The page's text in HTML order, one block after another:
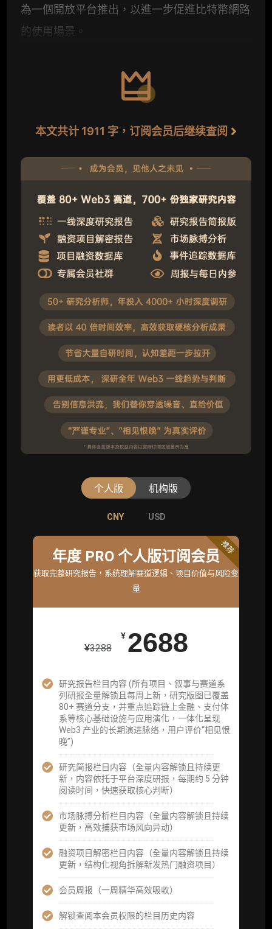
為一個開放平台推出，以進一步促進比特幣網路
的使用場景。
本文共计 1911 字，订阅会员后继续查阅
个人版 机构版
CNY USD
年度 PRO 个人版订阅会员
获取完整研究报告，系统理解赛道逻辑、项目价值与风险变
量
¥3288
¥ 2688
研究报告栏目内容 (所有项目、叙事与赛道系
列研报全量解锁且每周上新，研究版图已覆盖
80+ 赛道分支，并重点追踪链上金融、支付体
系等核心基础设施与应用演化，一体化呈现
Web3 产业的长期演进脉络，用户评价“相见恨
晚”)
研究简报栏目内容（全量内容解锁且持续更
新，内容依托于平台深度研报，每期约 5 分钟
阅读时间，快速获取核心判断）
市场脉搏分析栏目内容（全量内容解锁且持续
更新，高效捕获市场风向异动）
融资项目解密栏目内容（全量内容解锁且持续
更新，结构化视角拆解新发热门融资项目）
会员周报（一周精华高效吸收）
解锁查阅本会员权限的栏目历史内容
推荐
CNY USD
机构标准年度服务会员
获取机构级研究与基础服务
26800
服)
机构增强研究包（在每期研报基础上，进一步
提供一页纸格局图、机构视角附录、结构化数
据集与定向持续追踪数据库，将研报内容沉淀
为可复用、可复核、可持续追踪的机构级研究
资产）
定制化研究服务（1次，课题/选题经审核通过
后，由业内享有盛誉的研究团队为你开展专项
研究，并交付一份完整研究报告）
重点研究方向前瞻栏目（获取重点赛道、项目
及研究方向预告，提前了解核心观察变量与后
续研究计划）
提前获取研报权（ 3 次，官方发布研报预告后
可根据请求领先市场以提前解锁）
分析师 1 对 1 沟通（1 小时，话题需审核）
标准版